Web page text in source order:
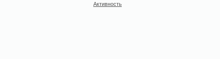
Активность